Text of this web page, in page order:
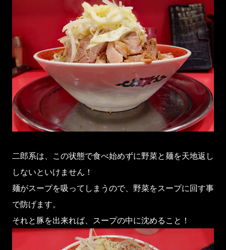
二郎系は、この状態で食べ始めずに野菜と麺を天地返し
しないといけません！
麺がスープを吸ってしまうので、野菜をスープに回す事
で防げます。
それと豚を出来れば、スープの中に沈めること！